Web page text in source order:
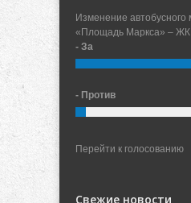
Изменение
«Площадь Маркса» – ЖК
- За
- Против
Перейти к голосованию
Свежие новости